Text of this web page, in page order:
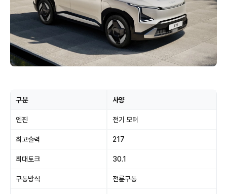
구분 사양
엔진 전기 모터
최고출력 217
최대토크 30.1
구동방식 전륜구동